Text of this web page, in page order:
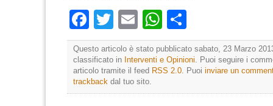
Facebook
TwitterEmailWhatsApp
Questo articolo è stato pubblicato sabato, 23 Marzo
classificato in Interventi e Opinioni . Puoi seguire i
articolo tramite il feed RSS 2.0 . Puoi inviare un
trackback dal tuo sito.